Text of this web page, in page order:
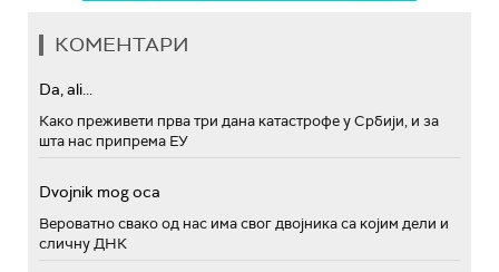
КОМЕНТАРИ
Da, ali...
Како преживети прва три дана катастрофе у Србији, и за
шта нас припрема ЕУ
Dvojnik mog oca
Вероватно свако од нас има свог двојника са којим дели и
сличну ДНК